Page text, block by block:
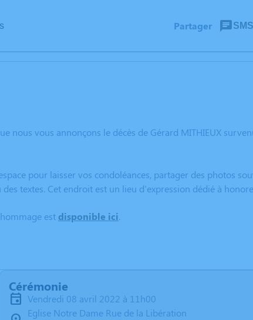
Partager SMS
nous vous annonçons le décès de Gérard MITHIEUX
pour laisser vos condoléances, partager des photos
textes. Cet endroit est un lieu d'expression dédié à
est disponible ici.
Cérémonie
vendredi 08 avril 2022 à 11h00
Eglise Notre Dame Rue de la Libération